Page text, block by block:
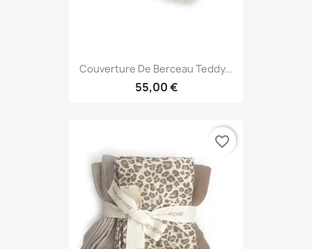
Couverture De Berceau Teddy...
55,00 €
favorite_border